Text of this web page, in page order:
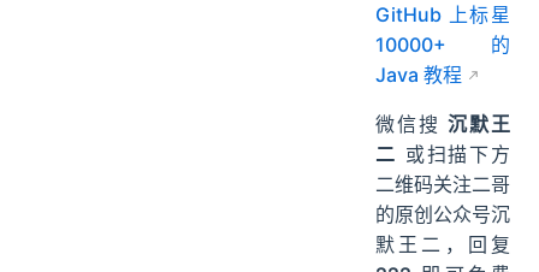
GitHub 上标星
10000+ 的
Java 教程
微信搜沉默王
二 或扫描下方
二维码关注二哥
的原创公众号沉
默王二，回复